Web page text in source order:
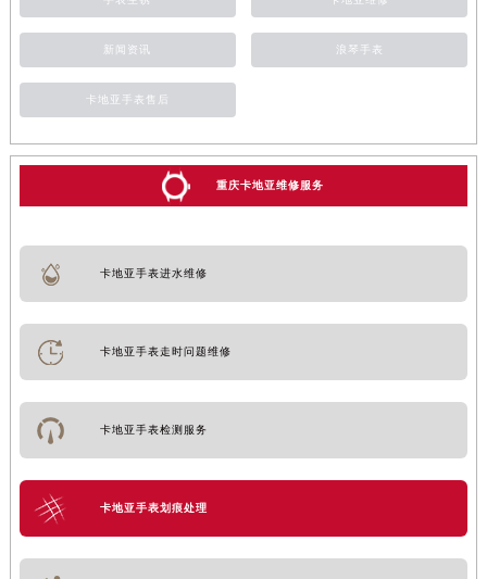
新闻资讯 浪琴手表
卡地亚手表售后
重庆卡地亚维修服务
卡地亚手表进水维修
卡地亚手表走时问题维修
卡地亚手表检测服务
卡地亚手表划痕处理